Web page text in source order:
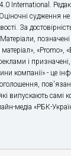
International.
судження
За
Матеріали,
«Promo»,
і
компанії» - це
випускають самі
медіа «РБК-